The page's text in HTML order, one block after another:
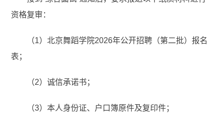
资格复审：
（1）北京舞蹈学院2026年公开招聘（第二批）报名
表；
（2）诚信承诺书；
（3）本人身份证、户口簿原件及复印件；